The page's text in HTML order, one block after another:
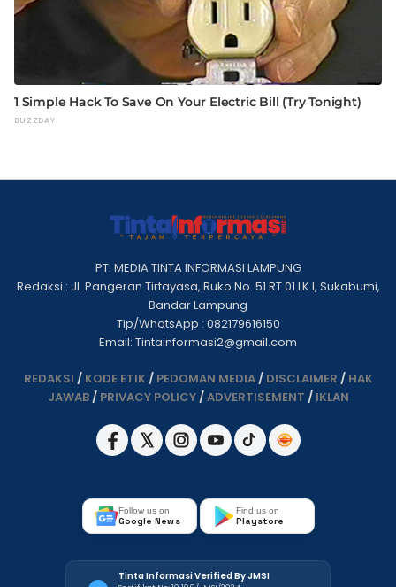
PT. MEDIA TINTA INFORMASI LAMPUNG
Redaksi : Jl. Pangeran Tirtayasa, Ruko No. 51 RT 01 LK I, Sukabumi,
Bandar Lampung
Tlp/WhatsApp : 082179616150
Email: Tintainformasi2@gmail.com
REDAKSI / KODE ETIK / PEDOMAN MEDIA/ DISCLAIMER / HAK
JAWAB/ PRIVACY POLICY/ADVERTISEMENT / IKLAN
Follow us on
Google News
Find us on
Playstore
Tinta Informasi Verified By JMSI